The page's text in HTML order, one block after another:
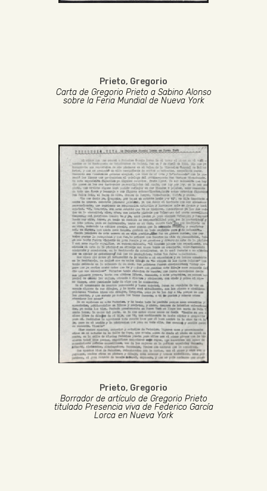
Prieto, Gregorio
Carta de Gregorio Prieto a Sabino Alonso
sobre la Feria Mundial de Nueva York
Prieto, Gregorio
Borrador de artículo de Gregorio Prieto
titulado Presencia viva de Federico García
Lorca en Nueva York